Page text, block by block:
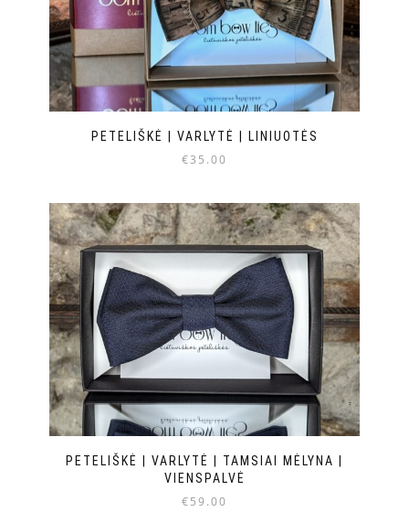
PETELIŠKĖ | VARLYTĖ | LINIUOTĖS
€35.00
PETELIŠKĖ | VARLYTĖ | TAMSIAI MĖLYNA |
VIENSPALVĖ
€59.00